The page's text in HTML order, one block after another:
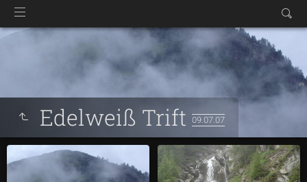
Edelweiß Trift 09.07.07